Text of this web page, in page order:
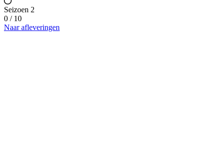
Seizoen 2
0 / 10
Naar afleveringen